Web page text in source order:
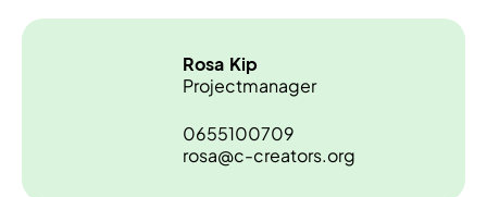
Rosa Kip
Projectmanager
0655100709
rosa@c-creators.org